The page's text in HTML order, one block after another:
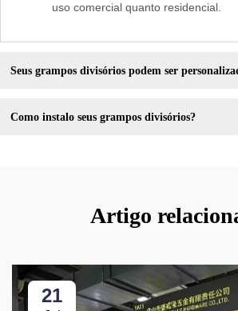
uso comercial quanto residencial.
Seus grampos divisórios podem ser
Como instalo seus grampos divisórios?
Artigo
21